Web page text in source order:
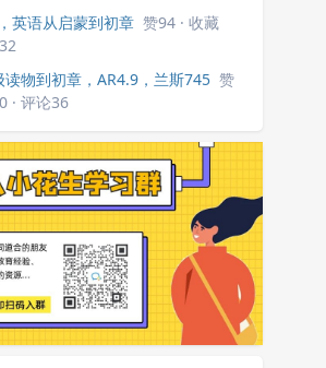
英语从启蒙到初章 赞94 · 收藏
读物到初章，AR4.9，兰斯745 赞
· 评论36